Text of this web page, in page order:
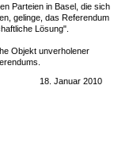
Parteien in Basel, die sich
gelinge, das Referendum
Lösung".
Objekt unverholener
18. Januar 2010